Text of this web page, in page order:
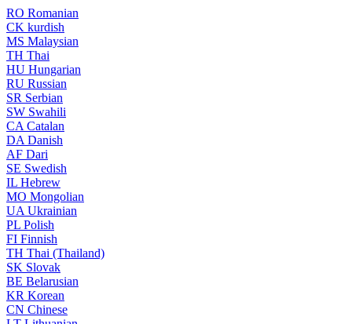
RO Romanian
CK kurdish
MS Malaysian
TH Thai
HU Hungarian
RU Russian
SR Serbian
SW Swahili
CA Catalan
DA Danish
AF Dari
SE Swedish
IL Hebrew
MO Mongolian
UA Ukrainian
PL Polish
FI Finnish
TH Thai (Thailand)
SK Slovak
BE Belarusian
KR Korean
CN Chinese